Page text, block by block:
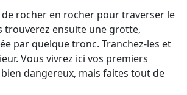
de rocher en rocher pour traverser le
trouverez ensuite une grotte,
par quelque tronc. Tranchez-les et
Vous vivrez ici vos premiers
dangereux, mais faites tout de